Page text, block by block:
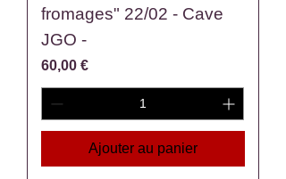
fromages" 22/02 - Cave
JGO -
Prix
60,00 €
Ajouter au panier